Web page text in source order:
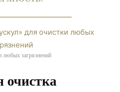
любых загрязнений
очистка